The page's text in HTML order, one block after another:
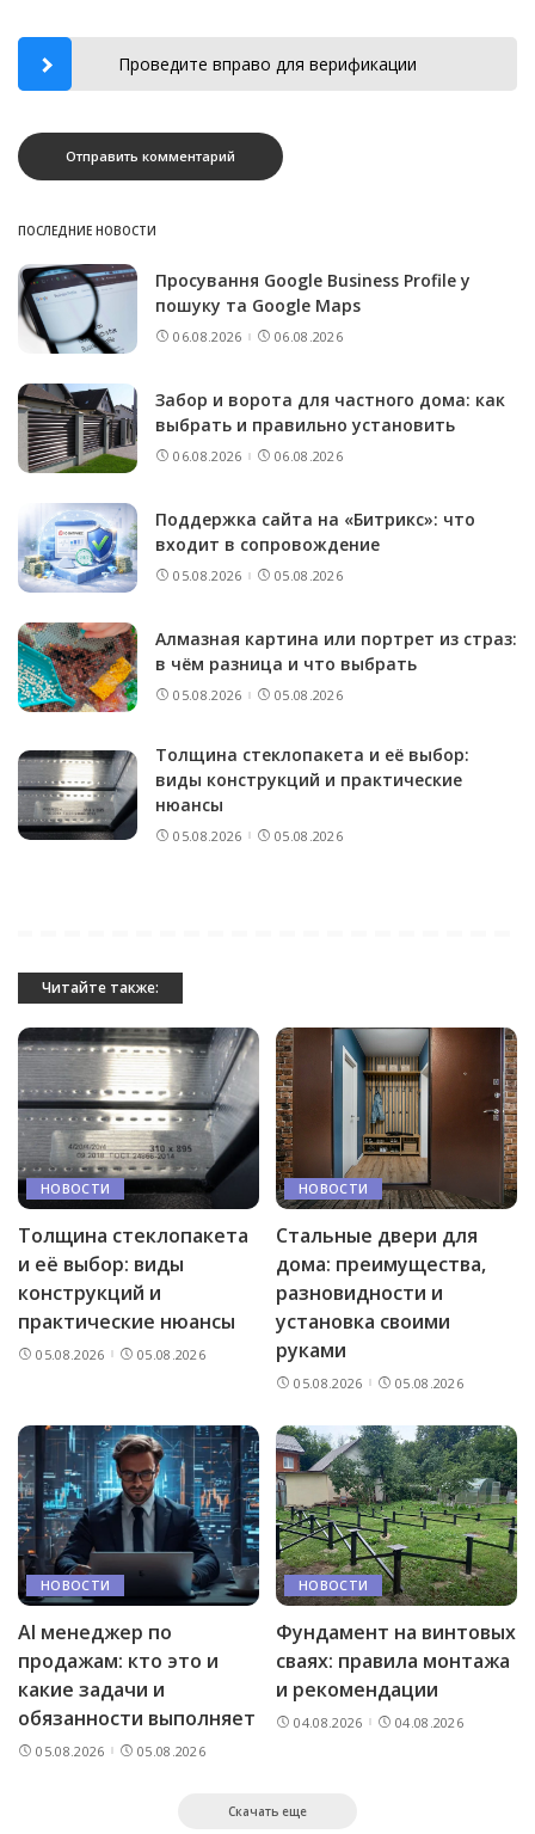
Проведите вправо для верификации
ПОСЛЕДНИЕ НОВОСТИ
Просування Google Business Profile у
пошуку та Google Maps
06.08.2026 06.08.2026
Забор и ворота для частного дома: как
выбрать и правильно установить
06.08.2026 06.08.2026
Поддержка сайта на «Битрикс»: что
входит в сопровождение
05.08.2026 05.08.2026
Алмазная картина или портрет из страз:
в чём разница и что выбрать
05.08.2026 05.08.2026
Толщина стеклопакета и её выбор:
виды конструкций и практические
нюансы
05.08.2026 05.08.2026
Читайте также:
НОВОСТИ
Толщина стеклопакета
и её выбор: виды
конструкций и
практические нюансы
05.08.2026 05.08.2026
НОВОСТИ
Стальные двери для
дома: преимущества,
разновидности и
установка своими
руками
05.08.2026 05.08.2026
НОВОСТИ
AI менеджер по
продажам: кто это и
какие задачи и
обязанности выполняет
05.08.2026 05.08.2026
НОВОСТИ
Фундамент на винтовых
сваях: правила монтажа
и рекомендации
04.08.2026 04.08.2026
Скачать еще